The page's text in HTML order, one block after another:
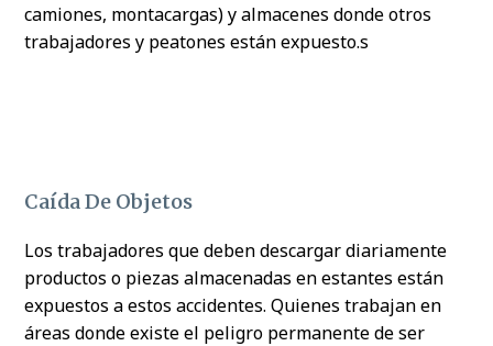
camiones, montacargas) y almacenes donde otros
trabajadores y peatones están expuesto.s
Caída De Objetos
Los trabajadores que deben descargar diariamente
productos o piezas almacenadas en estantes están
expuestos a estos accidentes. Quienes trabajan en
áreas donde existe el peligro permanente de ser